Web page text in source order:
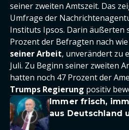
seiner zweiten Amtszeit. Das
Umfrage der
Instituts Ipsos. Darin äußerten
Prozent der Befragten nach
seiner Arbeit, unverändert zu
Juli. Zu Beginn seiner zweiten
hatten noch 47 Prozent der
Trumps Regierung positiv
Immer frisch,
aus Deutschland